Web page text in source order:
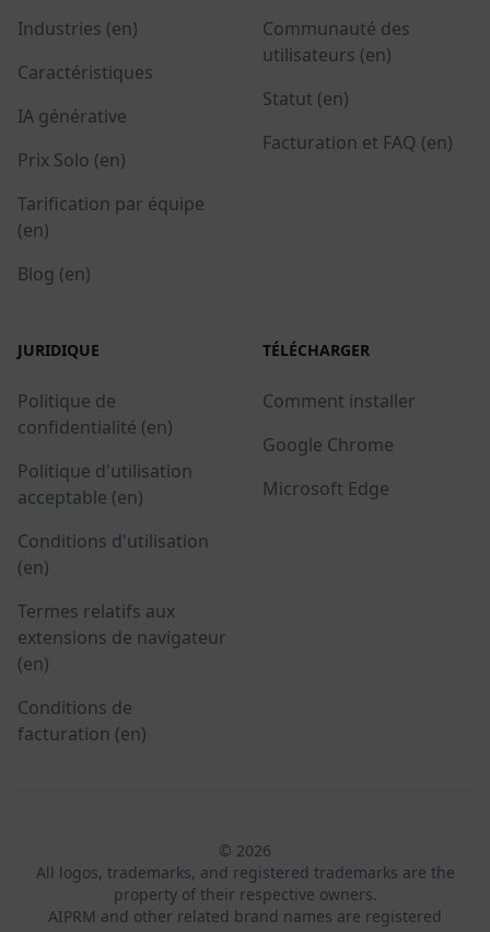
Industries (en)
Caractéristiques
IA générative
Prix Solo (en)
Tarification par équipe
(en)
Blog (en)
Communauté des
utilisateurs (en)
Statut (en)
Facturation et FAQ (en)
JURIDIQUE
Politique de
confidentialité (en)
Politique d'utilisation
acceptable (en)
Conditions d'utilisation
(en)
Termes relatifs aux
extensions de navigateur
(en)
Conditions de
facturation (en)
TÉLÉCHARGER
Comment installer
Google Chrome
Microsoft Edge
© 2026
All logos, trademarks, and registered trademarks are the
property of their respective owners.
AIPRM and other related brand names are registered